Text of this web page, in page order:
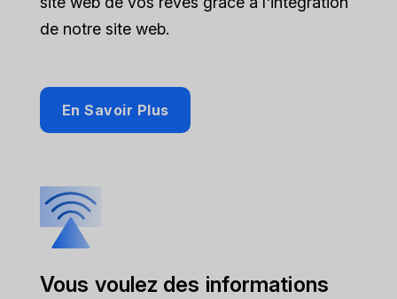
de notre site web.
En Savoir Plus
Vous voulez des informations